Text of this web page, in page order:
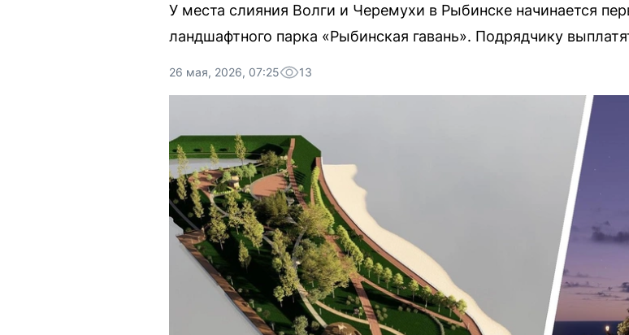
У места слияния Волги и Черемухи в Рыбинске начинается
ландшафтного парка «Рыбинская гавань». Подрядчику
26 мая, 2026, 07:25 13